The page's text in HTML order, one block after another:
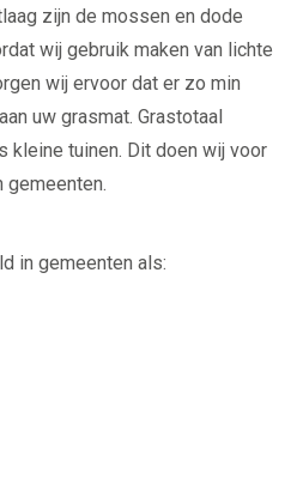
zijn de mossen en dode
wij gebruik maken van lichte
wij ervoor dat er zo min
uw grasmat. Grastotaal
kleine tuinen. Dit doen wij voor
gemeenten.
in gemeenten als: